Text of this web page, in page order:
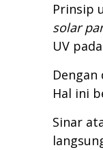
Prinsip
solar
UV
Hal ini
Sinar